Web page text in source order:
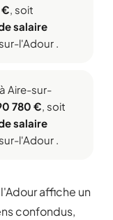
€, soit
salaire
l'Adour .
à Aire-sur-
780 €, soit
salaire
l'Adour .
affiche un
confondus,